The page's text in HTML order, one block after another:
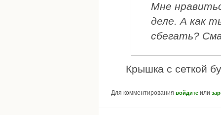
Мне
деле. А как
сбегать?
Крышка с сеткой
Для комментирования войдите или